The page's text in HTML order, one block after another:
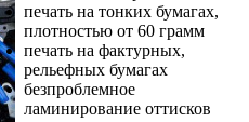
печать на тонких бумагах,
плотностью от 60 грамм
печать на фактурных,
рельефных бумагах
безпроблемное
ламинирование оттисков